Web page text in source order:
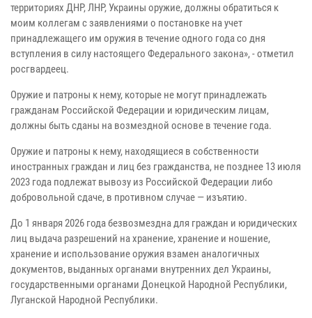
территориях ДНР, ЛНР, Украины оружие, должны обратиться к
моим коллегам с заявлениями о постановке на учет
принадлежащего им оружия в течение одного года со дня
вступления в силу настоящего Федерального закона», - отметил
росгвардеец.
Оружие и патроны к нему, которые не могут принадлежать
гражданам Российской Федерации и юридическим лицам,
должны быть сданы на возмездной основе в течение года.
Оружие и патроны к нему, находящиеся в собственности
иностранных граждан и лиц без гражданства, не позднее 13 июля
2023 года подлежат вывозу из Российской Федерации либо
добровольной сдаче, в противном случае — изъятию.
До 1 января 2026 года безвозмездна для граждан и юридических
лиц выдача разрешений на хранение, хранение и ношение,
хранение и использование оружия взамен аналогичных
документов, выданных органами внутренних дел Украины,
государственными органами Донецкой Народной Республики,
Луганской Народной Республики.